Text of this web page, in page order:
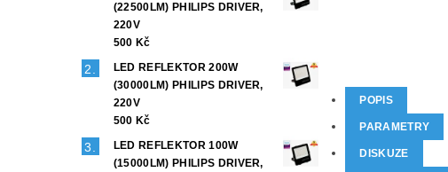
(22500LM) PHILIPS DRIVER,
220V
500 Kč
LED REFLEKTOR 200W
(30000LM) PHILIPS DRIVER,
220V
500 Kč
LED REFLEKTOR 100W
(15000LM) PHILIPS DRIVER,
POPIS
PARAMETRY
DISKUZE